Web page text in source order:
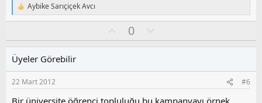
T
e
i
l
e
r
:
Aybike Sarıçiçek Avcı
y
0
l
s
u
z
Üyeler Görebilir
22 Mart 2012 #6